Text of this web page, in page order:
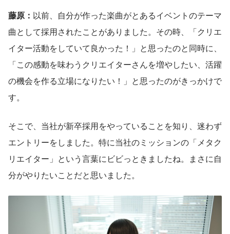
藤原： 以前、自分が作った楽曲がとあるイベントのテーマ
曲として採用されたことがありました。その時、「クリエ
イター活動をしていて良かった！」と思ったのと同時に、
「この感動を味わうクリエイターさんを増やしたい、活躍
の機会を作る立場になりたい！」と思ったのがきっかけで
す。
そこで、当社が新卒採用をやっていることを知り、迷わず
エントリーをしました。特に当社のミッションの「メタク
リエイター」という言葉にビビっときましたね。まさに自
分がやりたいことだと思いました。